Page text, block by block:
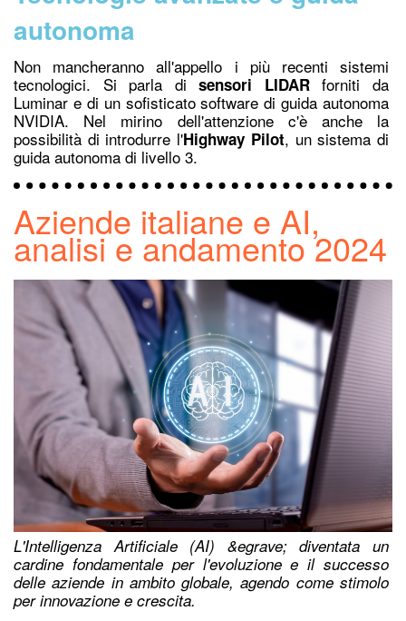
autonoma
Non mancheranno all'appello i più recenti sistemi
tecnologici. Si parla disensori LIDARforniti da
Luminar e di un sofisticato software di guida autonoma
NVIDIA. Nel mirino dell'attenzione c'è anche la
possibilità di introdurre l'Highway Pilot, un sistema di
guida autonoma di livello 3.
Aziende italiane e AI,
analisi e andamento 2024
L'Intelligenza Artificiale (AI) &egrave; diventata un
cardine fondamentale per l'evoluzione e il successo
delle aziende in ambito globale, agendo come stimolo
per innovazione e crescita.